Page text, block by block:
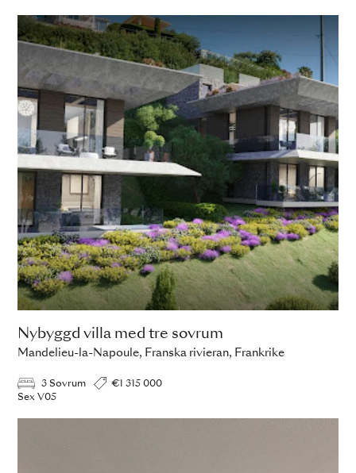
Nybyggd villa med tre sovrum
Mandelieu-la-Napoule, Franska rivieran, Frankrike
3 Sovrum
€1 315 000
Sex V05